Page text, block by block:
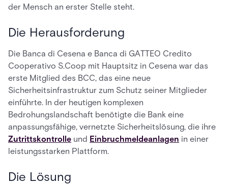
der Mensch an erster Stelle steht.
Die Herausforderung
Die Banca di Cesena e Banca di GATTEO Credito
Cooperativo S.Coop mit Hauptsitz in Cesena war das
erste Mitglied des BCC, das eine neue
Sicherheitsinfrastruktur zum Schutz seiner Mitglieder
einführte. In der heutigen komplexen
Bedrohungslandschaft benötigte die Bank eine
anpassungsfähige, vernetzte Sicherheitslösung, die ihre
Zutrittskontrolle und Einbruchmeldeanlagen in einer
leistungsstarken Plattform.
Die Lösung